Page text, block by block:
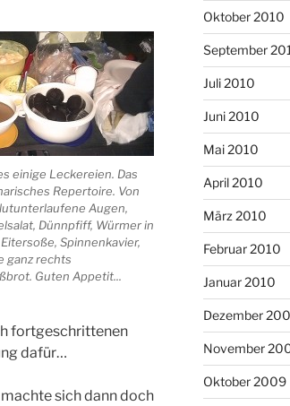
einige Leckereien. Das
Repertoire. Von
Augen,
Dünnpfiff, Würmer in
Spinnenkavier,
ganz rechts
Guten Appetit...
fortgeschrittenen
dafür…
sich dann doch
Oktober 2010
September
Juli 2010
Juni 2010
Mai 2010
April 2010
März 2010
Februar 2010
Januar 2010
Dezember
November
Oktober 2009